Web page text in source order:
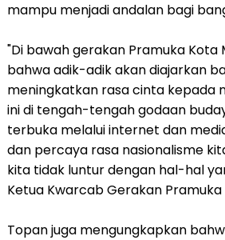
mampu menjadi andalan bagi
"Di bawah gerakan Pramuka Kota
bahwa adik-adik akan diajarkan
meningkatkan rasa cinta kepada
ini di tengah-tengah godaan
terbuka melalui internet dan
dan percaya rasa nasionalisme
kita tidak luntur dengan hal-hal
Ketua Kwarcab Gerakan Pramuka
Topan juga mengungkapkan